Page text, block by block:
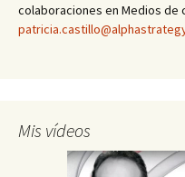
colaboraciones en Medios de
Mis vídeos